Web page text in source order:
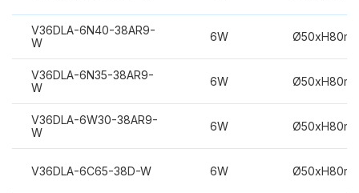
V36DLA-6N40-38AR9-
W
6W
V36DLA-6N35-38AR9-
W
6W
V36DLA-6W30-38AR9-
W
6W
V36DLA-6C65-38D-W 6W